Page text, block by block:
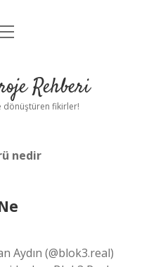
UyarıRehberi
dönüştüren fikirler!
nedir
Aydın (@blok3.real)